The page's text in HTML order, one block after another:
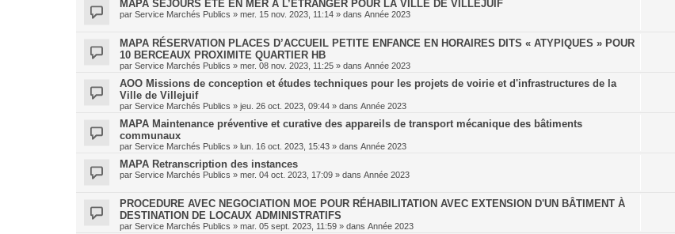
MAPA SÉJOURS ÉTÉ EN MER À L’ÉTRANGER POUR LA VILLE DE VILLEJUIF
par Service Marchés Publics » mer. 15 nov. 2023, 11:14 » dans Année 2023
MAPA RÉSERVATION PLACES D’ACCUEIL PETITE ENFANCE EN HORAIRES DITS « ATYPIQUES » POUR
10 BERCEAUX PROXIMITE QUARTIER HB
par Service Marchés Publics » mer. 08 nov. 2023, 11:25 » dans Année 2023
AOO Missions de conception et études techniques pour les projets de voirie et d'infrastructures de la
Ville de Villejuif
par Service Marchés Publics » jeu. 26 oct. 2023, 09:44 » dans Année 2023
MAPA Maintenance préventive et curative des appareils de transport mécanique des bâtiments
communaux
par Service Marchés Publics » lun. 16 oct. 2023, 15:43 » dans Année 2023
MAPA Retranscription des instances
par Service Marchés Publics » mer. 04 oct. 2023, 17:09 » dans Année 2023
PROCEDURE AVEC NEGOCIATION MOE POUR RÉHABILITATION AVEC EXTENSION D'UN BÂTIMENT À
DESTINATION DE LOCAUX ADMINISTRATIFS
par Service Marchés Publics » mar. 05 sept. 2023, 11:59 » dans Année 2023